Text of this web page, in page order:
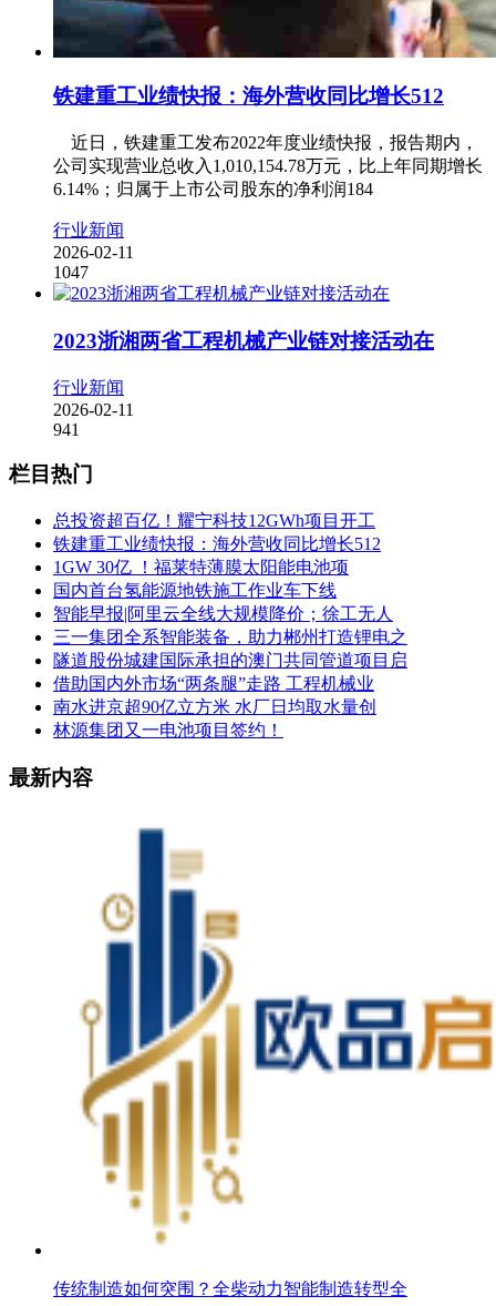
铁建重工业绩快报：海外营收同比增长512
近日，铁建重工发布2022年度业绩快报，报告期内，
公司实现营业总收入1,010,154.78万元，比上年同期增长
6.14%；归属于上市公司股东的净利润184
行业新闻
2026-02-11
1047
2023浙湘两省工程机械产业链对接活动在
行业新闻
2026-02-11
941
栏目热门
总投资超百亿！耀宁科技12GWh项目开工
铁建重工业绩快报：海外营收同比增长512
1GW 30亿 ！福莱特薄膜太阳能电池项
国内首台氢能源地铁施工作业车下线
智能早报|阿里云全线大规模降价；徐工无人
三一集团全系智能装备，助力郴州打造锂电之
隧道股份城建国际承担的澳门共同管道项目启
借助国内外市场“两条腿”走路 工程机械业
南水进京超90亿立方米 水厂日均取水量创
林源集团又一电池项目签约！
最新内容
传统制造如何突围？全柴动力智能制造转型全